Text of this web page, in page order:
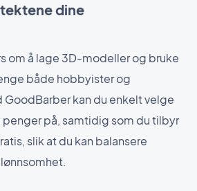
dine
om å lage 3D-modeller og bruke
både hobbyister og
kan du enkelt velge
penger på, samtidig som du tilbyr
slik at du kan balansere